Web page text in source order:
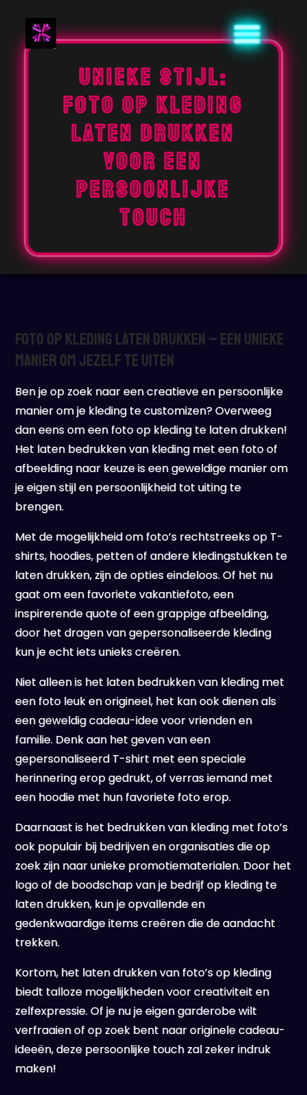
inhoud
Unieke stijl:
Foto op kleding
laten drukken
voor een
persoonlijke
touch
Foto op kleding laten drukken – Een unieke
manier om jezelf te uiten
Ben je op zoek naar een creatieve en persoonlijke
manier om je kleding te customizen? Overweeg
dan eens om een foto op kleding te laten drukken!
Het laten bedrukken van kleding met een foto of
afbeelding naar keuze is een geweldige manier om
je eigen stijl en persoonlijkheid tot uiting te
brengen.
Met de mogelijkheid om foto’s rechtstreeks op T-
shirts, hoodies, petten of andere kledingstukken te
laten drukken, zijn de opties eindeloos. Of het nu
gaat om een favoriete vakantiefoto, een
inspirerende quote of een grappige afbeelding,
door het dragen van gepersonaliseerde kleding
kun je echt iets unieks creëren.
Niet alleen is het laten bedrukken van kleding met
een foto leuk en origineel, het kan ook dienen als
een geweldig cadeau-idee voor vrienden en
familie. Denk aan het geven van een
gepersonaliseerd T-shirt met een speciale
herinnering erop gedrukt, of verras iemand met
een hoodie met hun favoriete foto erop.
Daarnaast is het bedrukken van kleding met foto’s
ook populair bij bedrijven en organisaties die op
zoek zijn naar unieke promotiematerialen. Door het
logo of de boodschap van je bedrijf op kleding te
laten drukken, kun je opvallende en
gedenkwaardige items creëren die de aandacht
trekken.
Kortom, het laten drukken van foto’s op kleding
biedt talloze mogelijkheden voor creativiteit en
zelfexpressie. Of je nu je eigen garderobe wilt
verfraaien of op zoek bent naar originele cadeau-
ideeën, deze persoonlijke touch zal zeker indruk
maken!